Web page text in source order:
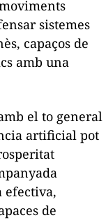
sistemes
capaços de
amb una
el to general
artificial pot
efectiva,
de